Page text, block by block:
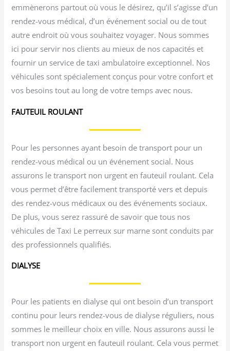
emmènerons partout où vous le désirez, qu’il s’agisse d’un
rendez-vous médical, d’un événement social ou de tout
autre endroit où vous souhaitez voyager. Nous sommes
ici pour servir nos clients au mieux de nos capacités et
fournir un service de taxi ambulatoire exceptionnel. Nos
véhicules sont spécialement conçus pour votre confort et
vos besoins tout au long de votre temps avec nous.
FAUTEUIL ROULANT
Pour les personnes ayant besoin de transport pour un
rendez-vous médical ou un événement social. Nous
assurons le transport non urgent en fauteuil roulant. Cela
vous permet d’être facilement transporté vers et depuis
des rendez-vous médicaux ou des événements sociaux.
De plus, vous serez rassuré de savoir que tous nos
véhicules de Taxi Le perreux sur marne sont conduits par
des professionnels qualifiés.
DIALYSE
Pour les patients en dialyse qui ont besoin d’un transport
continu pour leurs rendez-vous de dialyse réguliers, nous
sommes le meilleur choix en ville. Nous assurons aussi le
transport non urgent en fauteuil roulant. Cela vous permet